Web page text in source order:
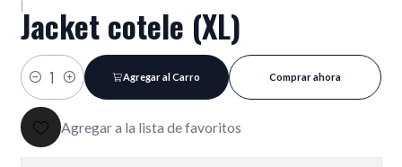
|Jacket cotele (XL)
Cantidad
Agregar al Carro Comprar ahora
Agregar a la lista de favoritos